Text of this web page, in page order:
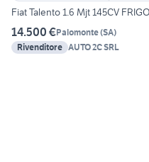
Fiat Talento 1.6 Mjt 145CV
14.500 €Palomonte(SA)
Rivenditore AUTO 2C SRL